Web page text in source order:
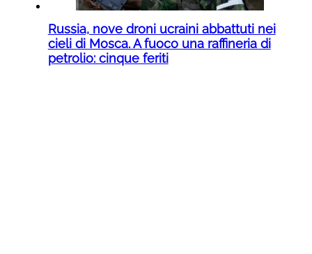
Russia, nove droni ucraini abbattuti nei
cieli di Mosca. A fuoco una raffineria di
petrolio: cinque feriti